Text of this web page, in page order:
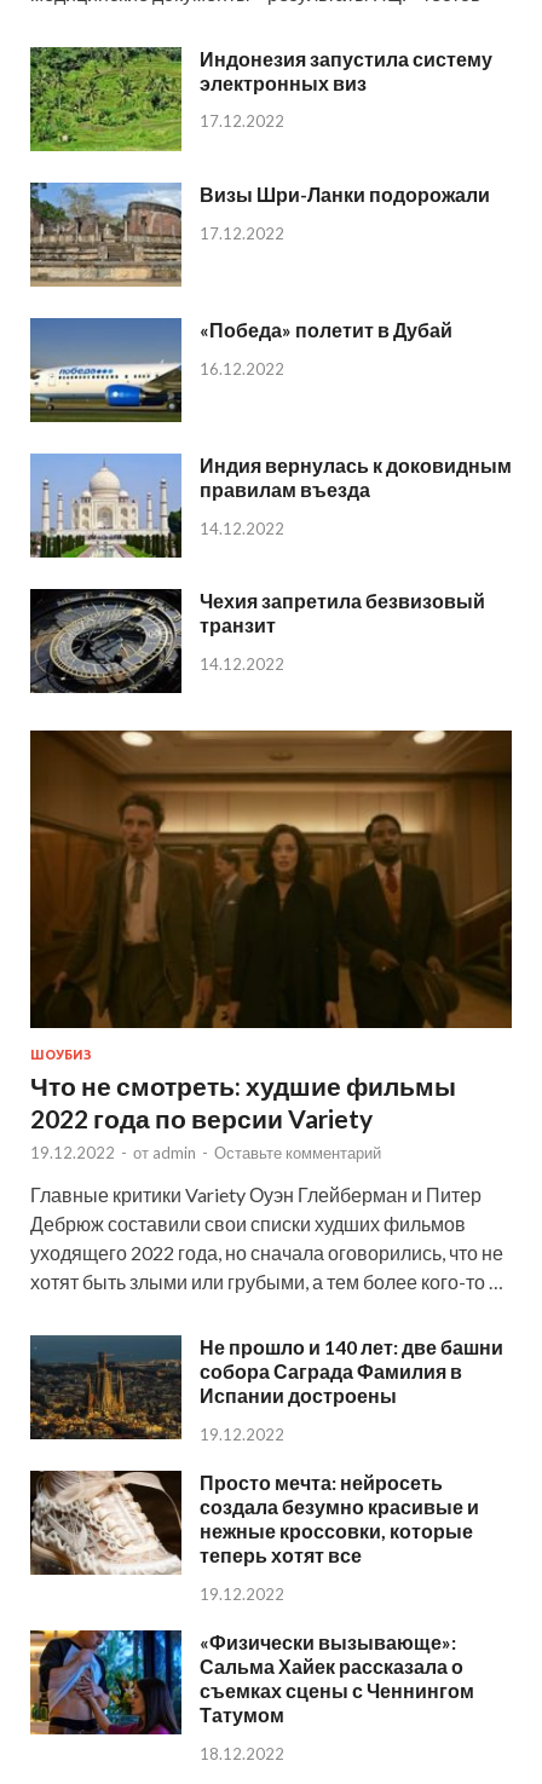
Индонезия запустила систему
электронных виз
17.12.2022
Визы Шри-Ланки подорожали
17.12.2022
«Победа» полетит в Дубай
16.12.2022
Индия вернулась к доковидным
правилам въезда
14.12.2022
Чехия запретила безвизовый
транзит
14.12.2022
ШОУБИЗ
Что не смотреть: худшие фильмы
2022 года по версии Variety
19.12.2022 - от admin - Оставьте комментарий
Главные критики Variety Оуэн Глейберман и Питер
Дебрюж составили свои списки худших фильмов
уходящего 2022 года, но сначала оговорились, что не
хотят быть злыми или грубыми, а тем более кого-то …
Не прошло и 140 лет: две башни
собора Саграда Фамилия в
Испании достроены
19.12.2022
Просто мечта: нейросеть
создала безумно красивые и
нежные кроссовки, которые
теперь хотят все
19.12.2022
«Физически вызывающе»:
Сальма Хайек рассказала о
съемках сцены с Ченнингом
Татумом
18.12.2022